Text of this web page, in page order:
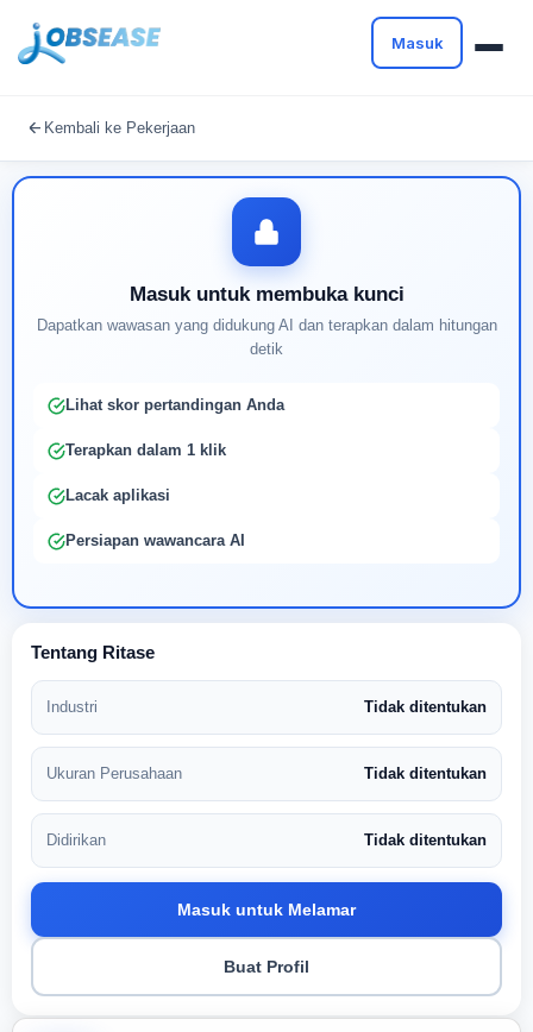
Masuk
Kembali ke Pekerjaan
Masuk untuk membuka kunci
Dapatkan wawasan yang didukung AI dan terapkan dalam hitungan
detik
Lihat skor pertandingan Anda
Terapkan dalam 1 klik
Lacak aplikasi
Persiapan wawancara AI
Tentang Ritase
Industri Tidak ditentukan
Ukuran Perusahaan Tidak ditentukan
Didirikan Tidak ditentukan
Masuk untuk Melamar
Buat Profil
Buat profil Anda untuk membuka kunci pencocokan